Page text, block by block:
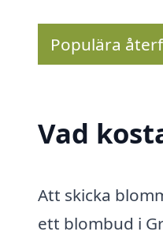
Populära
Vad
Att skicka
ett blombud i